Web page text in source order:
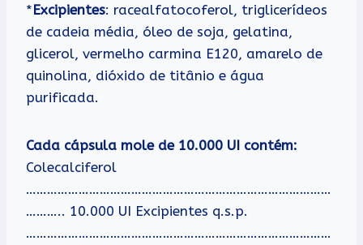
*Excipientes: racealfatocoferol, triglicerídeos
de cadeia média, óleo de soja, gelatina,
glicerol, vermelho carmina E120, amarelo de
quinolina, dióxido de titânio e água
purificada.
Cada cápsula mole de 10.000 UI contém:
Colecalciferol
……………………………………………………………………………
……….. 10.000 UI Excipientes q.s.p.
……………………………………………………………………………